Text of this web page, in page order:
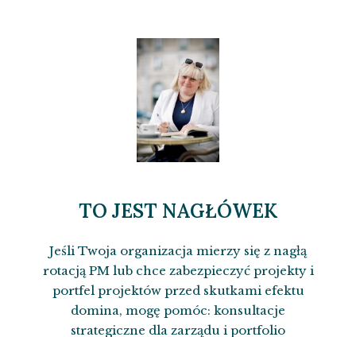
TO JEST NAGŁÓWEK
Jeśli Twoja organizacja mierzy się z nagłą
rotacją PM lub chce zabezpieczyć projekty i
portfel projektów przed skutkami efektu
domina, mogę pomóc: konsultacje
strategiczne dla zarządu i portfolio